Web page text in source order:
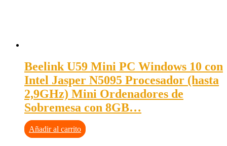
Beelink U59 Mini PC Windows 10 con
Intel Jasper N5095 Procesador (hasta
2,9GHz) Mini Ordenadores de
Sobremesa con 8GB…
Añadir al carrito